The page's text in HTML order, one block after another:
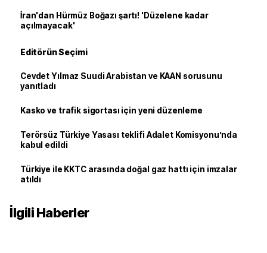
İran'dan Hürmüz Boğazı şartı! 'Düzelene kadar
açılmayacak'
Editörün Seçimi
Cevdet Yılmaz Suudi Arabistan ve KAAN sorusunu
yanıtladı
Kasko ve trafik sigortası için yeni düzenleme
Terörsüz Türkiye Yasası teklifi Adalet Komisyonu’nda
kabul edildi
Türkiye ile KKTC arasında doğal gaz hattı için imzalar
atıldı
İlgili Haberler